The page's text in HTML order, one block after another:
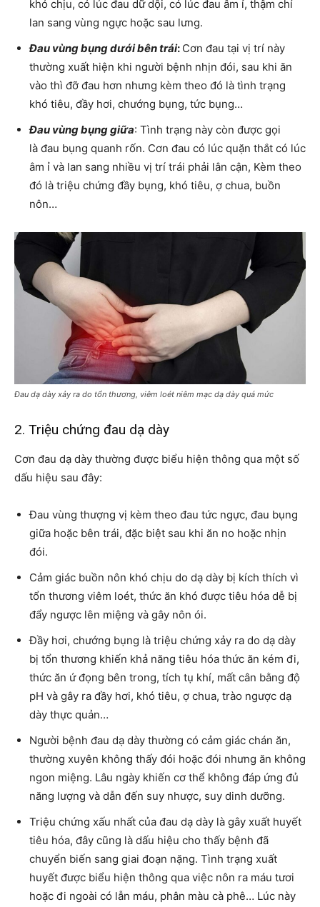
khó chịu, có lúc đau dữ dội, có lúc đau âm ỉ, thậm chí
lan sang vùng ngực hoặc sau lưng.
Đau vùng bụng dưới bêntrái: Cơn đau tại vị trí này
thường xuất hiện khi người bệnh nhịn đói, sau khi ăn
vào thì đỡ đau hơn nhưng kèm theo đó là tình trạng
khó tiêu, đầy hơi, chướng bụng, tức bụng…
Đau vùng bụng giữa: Tình trạng này còn được gọi
là đau bụng quanh rốn. Cơn đau có lúc quặn thắt có lúc
âm ỉ và lan sang nhiều vị trí trái phải lân cận, Kèm theo
đó là triệu chứng đầy bụng, khó tiêu, ợ chua, buồn
nôn…
Đau dạ dày xảy ra do tổn thương, viêm loét niêm mạc dạ dày quá mức
2. Triệu chứng đau dạ dày
Cơn đau dạ dày thường được biểu hiện thông qua một số
dấu hiệu sau đây:
Đau vùng thượng vị kèm theo đau tức ngực, đau bụng
giữa hoặc bên trái, đặc biệt sau khi ăn no hoặc nhịn
đói.
Cảm giác buồn nôn khó chịu do dạ dày bị kích thích vì
tổn thương viêm loét, thức ăn khó được tiêu hóa dễ bị
đẩy ngược lên miệng và gây nôn ói.
Đầy hơi, chướng bụng là triệu chứng xảy ra do dạ dày
bị tổn thương khiến khả năng tiêu hóa thức ăn kém đi,
thức ăn ứ đọng bên trong, tích tụ khí, mất cân bằng độ
pH và gây ra đầy hơi, khó tiêu, ợ chua, trào ngược dạ
dày thực quản…
Người bệnh đau dạ dày thường có cảm giác chán ăn,
thường xuyên không thấy đói hoặc đói nhưng ăn không
ngon miệng. Lâu ngày khiến cơ thể không đáp ứng đủ
năng lượng và dẫn đến suy nhược, suy dinh dưỡng.
Triệu chứng xấu nhất của đau dạ dày là gây xuất huyết
tiêu hóa, đây cũng là dấu hiệu cho thấy bệnh đã
chuyển biến sang giai đoạn nặng. Tình trạng xuất
huyết được biểu hiện thông qua việc nôn ra máu tươi
hoặc đi ngoài có lẫn máu, phân màu cà phê… Lúc này